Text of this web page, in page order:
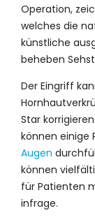
Operation,
welches die
künstliche
beheben
Der Eingriff
Star
können einige
Augen
können
für Patienten
infrage.